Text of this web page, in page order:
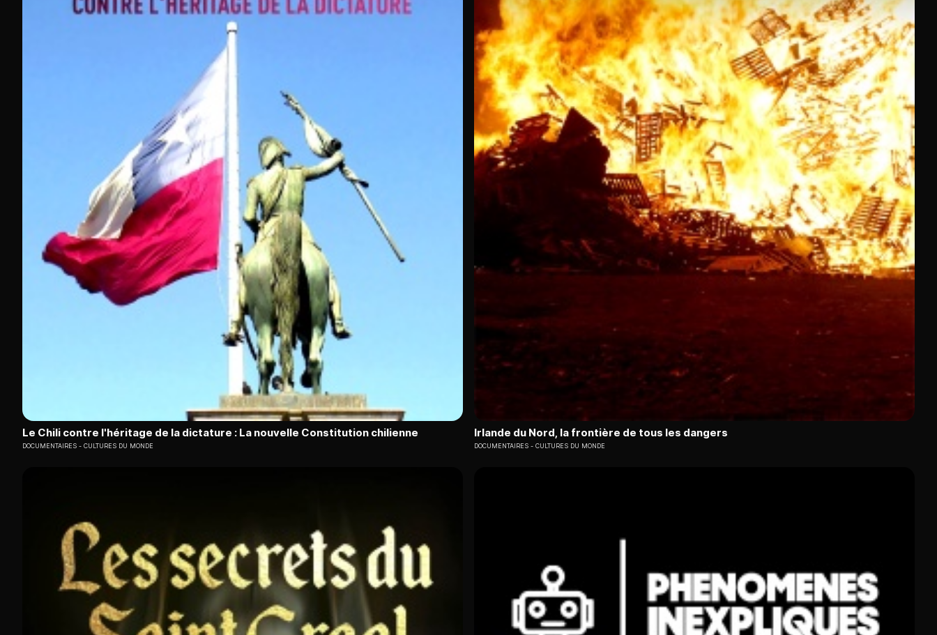
Le Chili contre l'héritage de la dictature : La nouvelle Constitution chilienne
DOCUMENTAIRES CULTURES DU MONDE
Irlande du Nord, la frontière de tous les dangers
DOCUMENTAIRES CULTURES DU MONDE